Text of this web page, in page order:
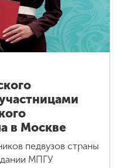
в Москве
педвузов страны
МПГУ